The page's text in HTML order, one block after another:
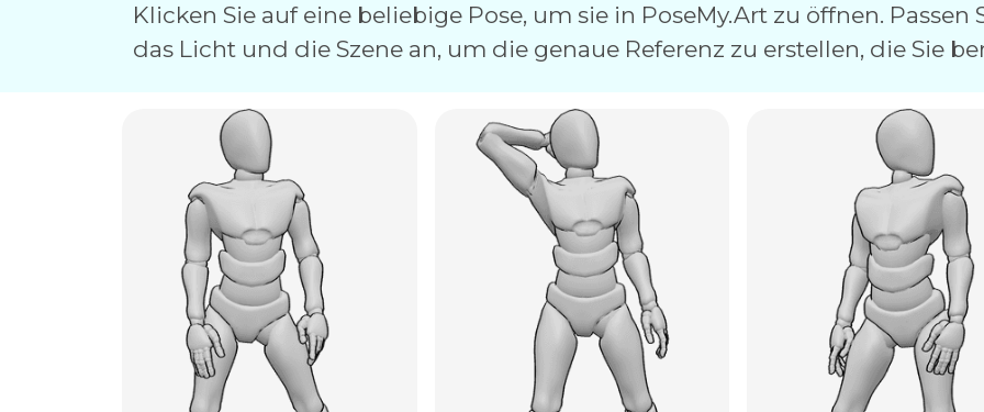
Klicken Sie auf eine beliebige Pose, um sie in PoseMy.Art zu öffnen. Passen
das Licht und die Szene an, um die genaue Referenz zu erstellen, die Sie